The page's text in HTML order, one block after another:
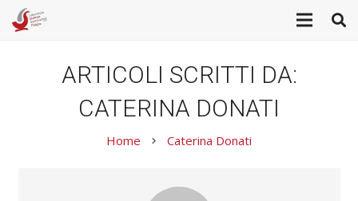
ARTICOLI SCRITTI DA:
CATERINA DONATI
Home keyboard_arrow_right Caterina Donati